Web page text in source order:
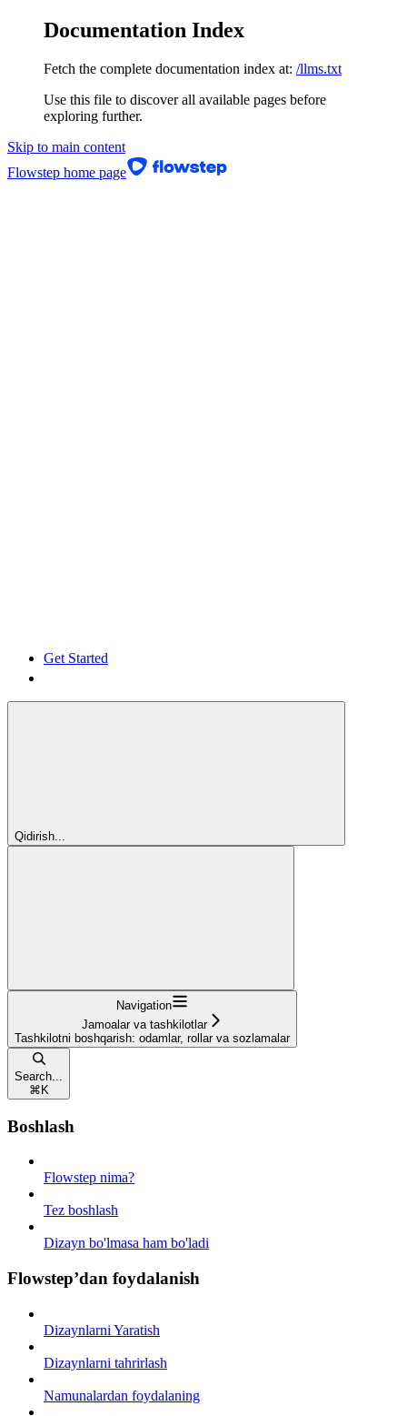
Documentation Index
Fetch the complete documentation index at: /llms.txt
Use this file to discover all available pages before
exploring further.
Skip to main content
Flowstep home page
Get Started
Qidirish...
Navigation
Jamoalar va tashkilotlar
Tashkilotni boshqarish: odamlar, rollar va sozlamalar
Search...
⌘ K
Boshlash
Flowstep nima?
Tez boshlash
Dizayn bo'lmasa ham bo'ladi
Flowstep’dan foydalanish
Dizaynlarni Yaratish
Dizaynlarni tahrirlash
Namunalardan foydalaning